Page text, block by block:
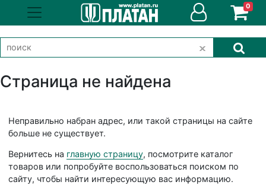
0
Страница не найдена
Неправильно набран адрес, или такой страницы на сайте
больше не существует.
Вернитесь на главную страницу, посмотрите каталог
товаров или попробуйте воспользоваться поиском по
сайту, чтобы найти интересующую вас информацию.